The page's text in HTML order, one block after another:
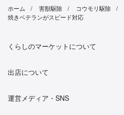
ホーム 害獣駆除 コウモリ駆除
焼きベテランがスピード対応
くらしのマーケットについて
出店について
運営メディア・SNS